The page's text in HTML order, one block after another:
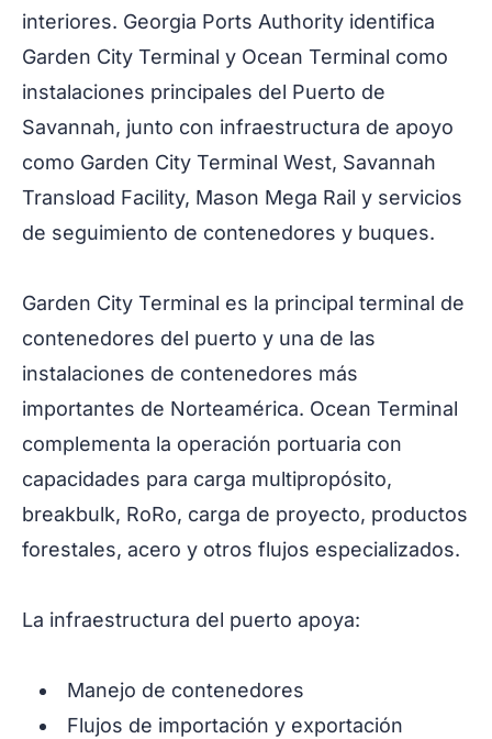
interiores. Georgia Ports Authority identifica
Garden City Terminal y Ocean Terminal como
instalaciones principales del Puerto de
Savannah, junto con infraestructura de apoyo
como Garden City Terminal West, Savannah
Transload Facility, Mason Mega Rail y servicios
de seguimiento de contenedores y buques.
Garden City Terminal es la principal terminal de
contenedores del puerto y una de las
instalaciones de contenedores más
importantes de Norteamérica. Ocean Terminal
complementa la operación portuaria con
capacidades para carga multipropósito,
breakbulk, RoRo, carga de proyecto, productos
forestales, acero y otros flujos especializados.
La infraestructura del puerto apoya:
Manejo de contenedores
Flujos de importación y exportación